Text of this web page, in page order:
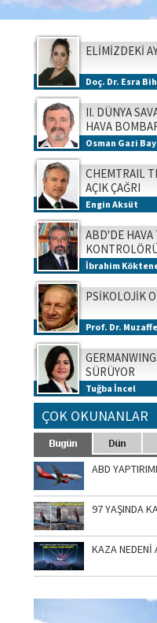
ELİMİZDEKİ
Doç. Dr. Esra
II. DÜNYA
HAVA
Osman Gazi
CHEMTRAIL
AÇIK ÇAĞRI
Engin Aksüt
ABD'DE HAVA
İbrahim
PSİKOLOJİK
Prof. Dr.
SÜRÜYOR
Tuğba İncel
ÇOK OKUNANLAR
ABD
97 YAŞINDA
KAZA NEDENİ
SİNGAPUR AIRSHOW-2020